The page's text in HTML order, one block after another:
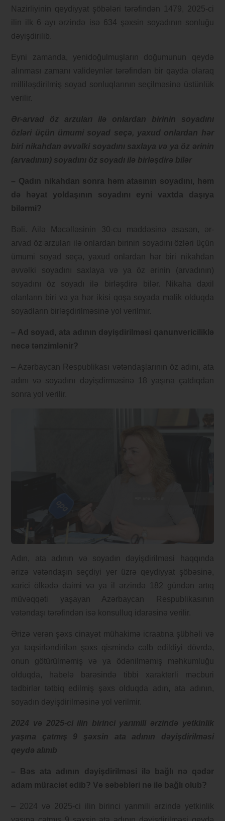
Nazirliyinin qeydiyyat şöbələri tərəfindən 1479, 2025-ci
ilin ilk 6 ayı ərzində isə 634 şəxsin soyadının sonluğu
dəyişdirilib.
Eyni zamanda, yenidoğulmuşların doğumunun qeydə
alınması zamanı valideynlər tərəfindən bir qayda olaraq
milliləşdirilmiş soyad sonluqlarının seçilməsinə üstünlük
verilir.
Ər-arvad öz arzuları ilə onlardan birinin soyadını
özləri üçün ümumi soyad seçə, yaxud onlardan hər
biri nikahdan əvvəlki soyadını saxlaya və ya öz ərinin
(arvadının) soyadını öz soyadı ilə birləşdirə bilər
– Qadın nikahdan sonra həm atasının soyadını, həm
də həyat yoldaşının soyadını eyni vaxtda daşıya
bilərmi?
Bəli. Ailə Məcəlləsinin 30-cu maddəsinə əsasən, ər-
arvad öz arzuları ilə onlardan birinin soyadını özləri üçün
ümumi soyad seçə, yaxud onlardan hər biri nikahdan
əvvəlki soyadını saxlaya və ya öz ərinin (arvadının)
soyadını öz soyadı ilə birləşdirə bilər. Nikaha daxil
olanların biri və ya hər ikisi qoşa soyada malik olduqda
soyadların birləşdirilməsinə yol verilmir.
– Ad soyad, ata adının dəyişdirilməsi qanunvericiliklə
necə tənzimlənir?
– Azərbaycan Respublikası vətəndaşlarının öz adını, ata
adını və soyadını dəyişdirməsinə 18 yaşına çatdıqdan
sonra yol verilir.
Adın, ata adının və soyadın dəyişdirilməsi haqqında
ərizə vətəndaşın seçdiyi yer üzrə qeydiyyat şöbəsinə,
xarici ölkədə daimi və ya il ərzində 182 gündən artıq
müvəqqəti yaşayan Azərbaycan Respublikasının
vətəndaşı tərəfindən isə konsulluq idarəsinə verilir.
Ərizə verən şəxs cinayət mühakimə icraatına şübhəli və
ya təqsirləndirilən şəxs qismində cəlb edildiyi dövrdə,
onun götürülməmiş və ya ödənilməmiş məhkumluğu
olduqda, habelə barəsində tibbi xarakterli məcburi
tədbirlər tətbiq edilmiş şəxs olduqda adın, ata adının,
soyadın dəyişdirilməsinə yol verilmir.
2024 və 2025-ci ilin birinci yarımili ərzində yetkinlik
yaşına çatmış 9 şəxsin ata adının dəyişdirilməsi
qeydə alınıb
– Bəs ata adının dəyişdirilməsi ilə bağlı nə qədər
adam müraciət edib? Və səbəbləri nə ilə bağlı olub?
– 2024 və 2025-ci ilin birinci yarımili ərzində yetkinlik